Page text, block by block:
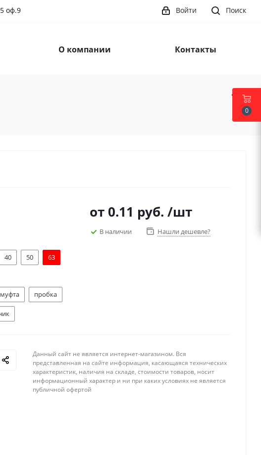
оф.9 Поиск
Войти
О компании Контакты
40 50 63
муфта пробка
от 0.11 руб. /шт
В наличии Нашли дешевле?
Данный сайт не является интернет-магазином. Вся
представленная на сайте информация, касающаяся технических
характеристик, наличия на складе, стоимости товаров, носит
информационный характер и ни при каких условиях не является
публичной офертой
0